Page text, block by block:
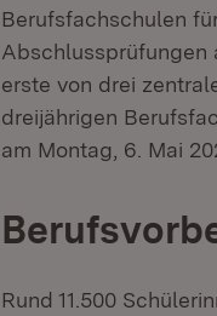
Berufsfachschulen
Abschlussprüfungen
erste von drei
dreijährigen
am Montag, 6. Mai
Rund 11.500